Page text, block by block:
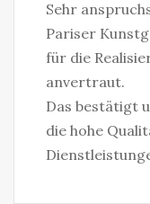
Sehr
Pariser
für die
anvertraut.
Das bestätigt
die hohe